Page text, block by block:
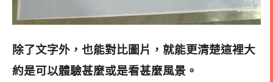
除了文字外，也能對比圖片，就能更清楚這裡大
約是可以體驗甚麼或是看甚麼風景。